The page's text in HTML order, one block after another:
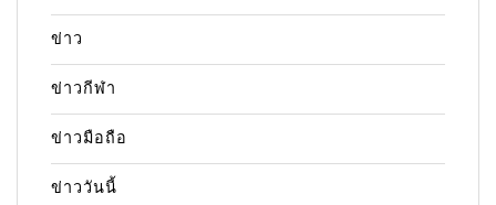
ข่าว
ข่าวกีฬา
ข่าวมือถือ
ข่าววันนี้